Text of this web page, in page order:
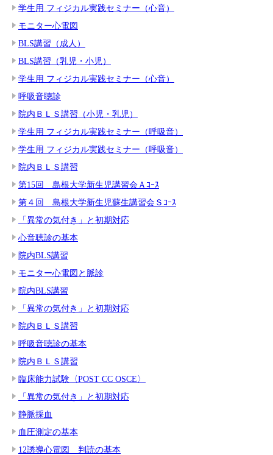
学生用 フィジカル実践セミナー（心音）
モニター心電図
BLS講習（成人）
BLS講習（乳児・小児）
学生用 フィジカル実践セミナー（心音）
呼吸音聴診
院内ＢＬＳ講習（小児・乳児）
学生用 フィジカル実践セミナー（呼吸音）
学生用 フィジカル実践セミナー（呼吸音）
院内ＢＬＳ講習
第15回 島根大学新生児講習会Ａｺｰｽ
第４回 島根大学新生児蘇生講習会Ｓｺｰｽ
「異常の気付き」と初期対応
心音聴診の基本
院内BLS講習
モニター心電図と脈診
院内BLS講習
「異常の気付き」と初期対応
院内ＢＬＳ講習
呼吸音聴診の基本
院内ＢＬＳ講習
臨床能力試験〈POST CC OSCE〉
「異常の気付き」と初期対応
静脈採血
血圧測定の基本
12誘導心電図 判読の基本